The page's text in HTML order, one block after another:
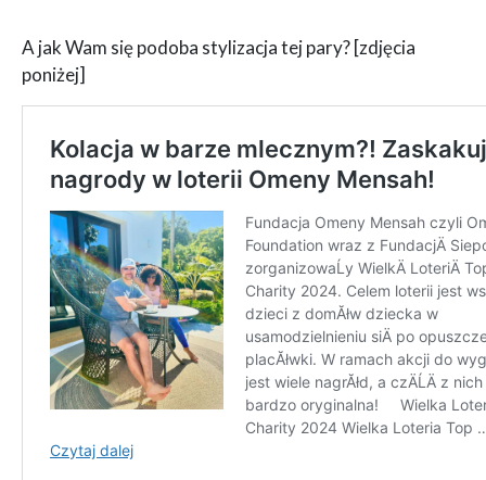
A jak Wam się podoba stylizacja tej pary? [zdjęcia
poniżej]